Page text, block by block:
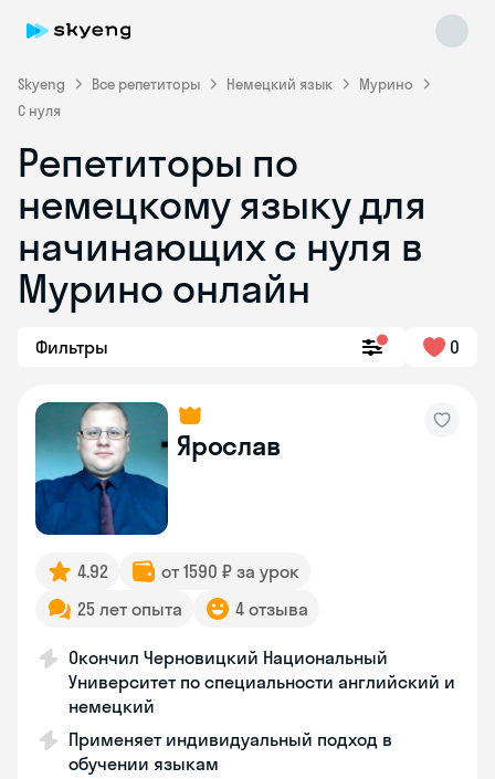
Skyeng Все репетиторы Немецкий язык
Мурино
С нуля
Репетиторы по
немецкому языку для
начинающих с нуля в
Мурино онлайн
Фильтры 0
Ярослав
4.92
от 1590 ₽ за урок
25 лет опыта
4 отзыва
Окончил Черновицкий Национальный
Университет по специальности английский и
немецкий
Применяет индивидуальный подход в
обучении языкам
Skyeng Chat
online